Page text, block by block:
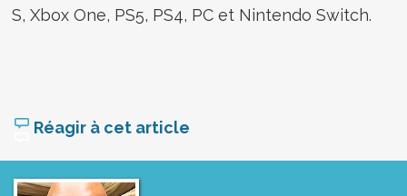
S, Xbox One, PS5, PS4, PC et Nintendo Switch.
Réagir à cet article